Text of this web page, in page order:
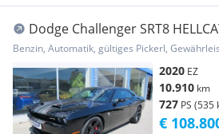
Dodge Challenger SRT8
Benzin, Automatik, gültiges Pickerl,
2020 EZ
10.910 km
727 PS (535
€